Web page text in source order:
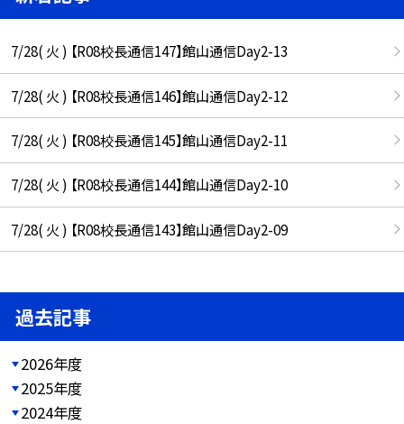
7/28( 火 ) 【R08校長通信147】館山通信Day2-13
7/28( 火 ) 【R08校長通信146】館山通信Day2-12
7/28( 火 ) 【R08校長通信145】館山通信Day2-11
7/28( 火 ) 【R08校長通信144】館山通信Day2-10
7/28( 火 ) 【R08校長通信143】館山通信Day2-09
過去記事
2026年度
2025年度
2024年度